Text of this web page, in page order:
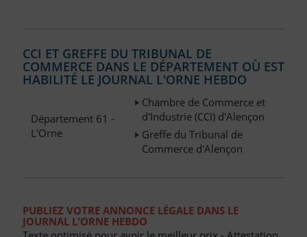
CCI ET GREFFE DU TRIBUNAL DE
COMMERCE DANS LE DÉPARTEMENT OÙ EST
HABILITÉ LE JOURNAL L'ORNE HEBDO
Département 61 -
L'Orne
Chambre de Commerce et
d'Industrie (CCI) d'Alençon
Greffe du Tribunal de
Commerce d'Alençon
PUBLIEZ VOTRE ANNONCE LÉGALE DANS LE
JOURNAL L'ORNE HEBDO